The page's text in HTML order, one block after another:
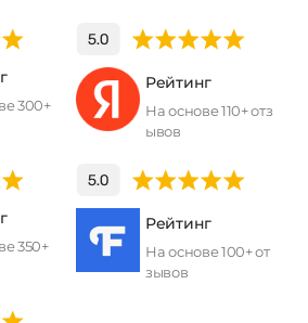
300+
Рейтинг
На основе 110+ отз
ывов
350+
Рейтинг
На основе 100+ от
зывов